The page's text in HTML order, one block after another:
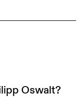
Oswalt?